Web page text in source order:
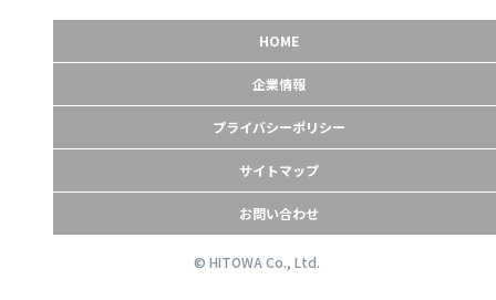
HOME
企業情報
プライバシーポリシー
サイトマップ
お問い合わせ
© HITOWA Co., Ltd.